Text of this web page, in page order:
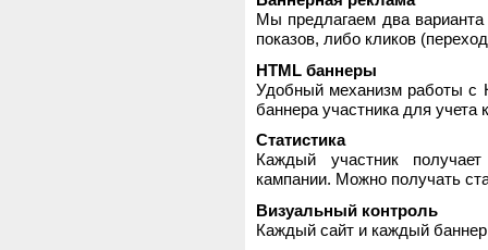
Мы предлагаем два
показов, либо кликов
HTML баннеры
Удобный механизм работы с
баннера участника для
Статистика
Каждый участник
кампании. Можно получать
Визуальный контроль
Каждый сайт и каждый